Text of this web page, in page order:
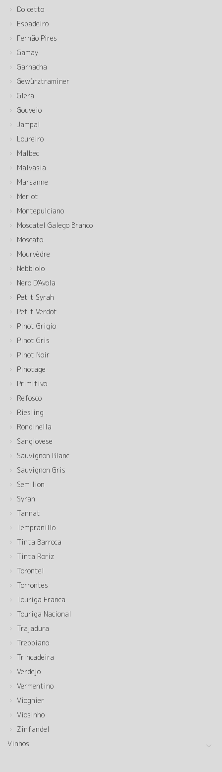
Dolcetto
Espadeiro
Fernão Pires
Gamay
Garnacha
Gewürztraminer
Glera
Gouveio
Jampal
Loureiro
Malbec
Malvasia
Marsanne
Merlot
Montepulciano
Moscatel Galego Branco
Moscato
Mourvèdre
Nebbiolo
Nero D'Avola
Petit Syrah
Petit Verdot
Pinot Grigio
Pinot Gris
Pinot Noir
Pinotage
Primitivo
Refosco
Riesling
Rondinella
Sangiovese
Sauvignon Blanc
Sauvignon Gris
Semilion
Syrah
Tannat
Tempranillo
Tinta Barroca
Tinta Roriz
Torontel
Torrontes
Touriga Franca
Touriga Nacional
Trajadura
Trebbiano
Trincadeira
Verdejo
Vermentino
Viognier
Viosinho
Zinfandel
Vinhos